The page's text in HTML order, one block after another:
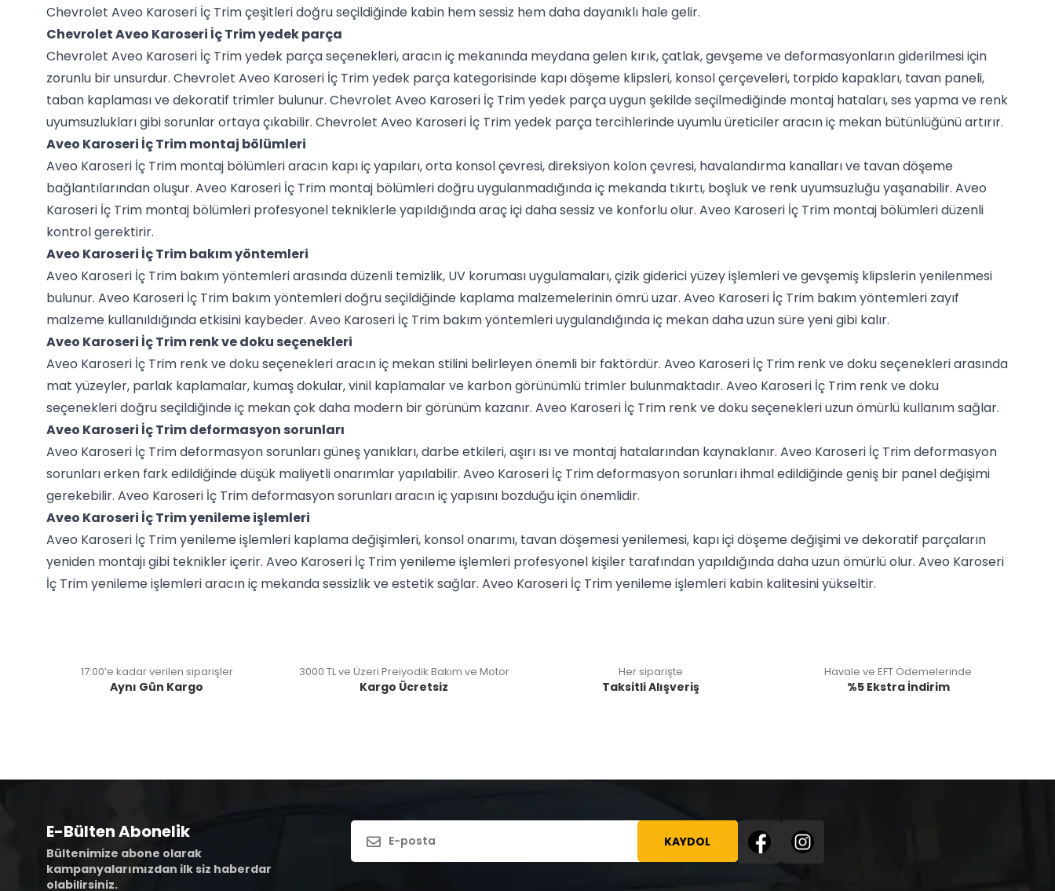
Chevrolet Aveo Karoseri İç Trim çeşitleri doğru seçildiğinde kabin hem sessiz hem daha dayanıklı hale gelir.
Chevrolet Aveo Karoseri İç Trim yedek parça
Chevrolet Aveo Karoseri İç Trim yedek parça seçenekleri, aracın iç mekanında meydana gelen kırık, çatlak, gevşeme ve deformasyonların giderilmesi için
zorunlu bir unsurdur. Chevrolet Aveo Karoseri İç Trim yedek parça kategorisinde kapı döşeme klipsleri, konsol çerçeveleri, torpido kapakları, tavan paneli,
taban kaplaması ve dekoratif trimler bulunur. Chevrolet Aveo Karoseri İç Trim yedek parça uygun şekilde seçilmediğinde montaj hataları, ses yapma ve renk
uyumsuzlukları gibi sorunlar ortaya çıkabilir. Chevrolet Aveo Karoseri İç Trim yedek parça tercihlerinde uyumlu üreticiler aracın iç mekan bütünlüğünü artırır.
Aveo Karoseri İç Trim montaj bölümleri
Aveo Karoseri İç Trim montaj bölümleri aracın kapı iç yapıları, orta konsol çevresi, direksiyon kolon çevresi, havalandırma kanalları ve tavan döşeme
bağlantılarından oluşur. Aveo Karoseri İç Trim montaj bölümleri doğru uygulanmadığında iç mekanda tıkırtı, boşluk ve renk uyumsuzluğu yaşanabilir. Aveo
Karoseri İç Trim montaj bölümleri profesyonel tekniklerle yapıldığında araç içi daha sessiz ve konforlu olur. Aveo Karoseri İç Trim montaj bölümleri düzenli
kontrol gerektirir.
Aveo Karoseri İç Trim bakım yöntemleri
Aveo Karoseri İç Trim bakım yöntemleri arasında düzenli temizlik, UV koruması uygulamaları, çizik giderici yüzey işlemleri ve gevşemiş klipslerin yenilenmesi
bulunur. Aveo Karoseri İç Trim bakım yöntemleri doğru seçildiğinde kaplama malzemelerinin ömrü uzar. Aveo Karoseri İç Trim bakım yöntemleri zayıf
malzeme kullanıldığında etkisini kaybeder. Aveo Karoseri İç Trim bakım yöntemleri uygulandığında iç mekan daha uzun süre yeni gibi kalır.
Aveo Karoseri İç Trim renk ve doku seçenekleri
Aveo Karoseri İç Trim renk ve doku seçenekleri aracın iç mekan stilini belirleyen önemli bir faktördür. Aveo Karoseri İç Trim renk ve doku seçenekleri arasında
mat yüzeyler, parlak kaplamalar, kumaş dokular, vinil kaplamalar ve karbon görünümlü trimler bulunmaktadır. Aveo Karoseri İç Trim renk ve doku
seçenekleri doğru seçildiğinde iç mekan çok daha modern bir görünüm kazanır. Aveo Karoseri İç Trim renk ve doku seçenekleri uzun ömürlü kullanım sağlar.
Aveo Karoseri İç Trim deformasyon sorunları
Aveo Karoseri İç Trim deformasyon sorunları güneş yanıkları, darbe etkileri, aşırı ısı ve montaj hatalarından kaynaklanır. Aveo Karoseri İç Trim deformasyon
sorunları erken fark edildiğinde düşük maliyetli onarımlar yapılabilir. Aveo Karoseri İç Trim deformasyon sorunları ihmal edildiğinde geniş bir panel değişimi
gerekebilir. Aveo Karoseri İç Trim deformasyon sorunları aracın iç yapısını bozduğu için önemlidir.
Aveo Karoseri İç Trim yenileme işlemleri
Aveo Karoseri İç Trim yenileme işlemleri kaplama değişimleri, konsol onarımı, tavan döşemesi yenilemesi, kapı içi döşeme değişimi ve dekoratif parçaların
yeniden montajı gibi teknikler içerir. Aveo Karoseri İç Trim yenileme işlemleri profesyonel kişiler tarafından yapıldığında daha uzun ömürlü olur. Aveo Karoseri
İç Trim yenileme işlemleri aracın iç mekanda sessizlik ve estetik sağlar. Aveo Karoseri İç Trim yenileme işlemleri kabin kalitesini yükseltir.
17:00’e kadar verilen siparişler
Aynı Gün Kargo
3000 TL ve Üzeri Preiyodik Bakım ve Motor
Kargo Ücretsiz
Her siparişte
Taksitli Alışveriş
Havale ve EFT Ödemelerinde
%5 Ekstra İndirim
E-Bülten Abonelik
Bültenimize abone olarak
kampanyalarımızdan ilk siz haberdar
olabilirsiniz.
KAYDOL